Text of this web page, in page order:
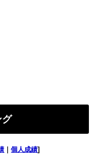
｜個人成績]